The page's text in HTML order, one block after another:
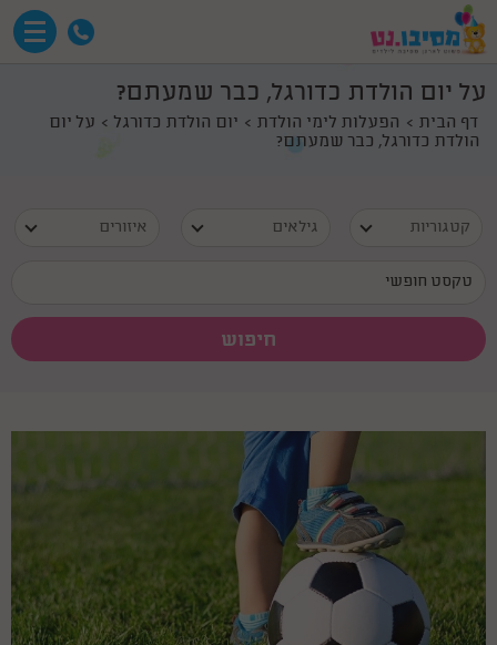
על יום הולדת כדורגל, כבר שמעתם?
דף הבית הפעלות לימי הולדת יום הולדת כדורגל
על יום
הולדת כדורגל, כבר שמעתם?
קטגוריות גילאים איזורים